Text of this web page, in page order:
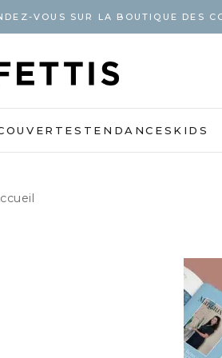
VOUS SUR LA BOUTIQUE DES
TENDANCES KIDS